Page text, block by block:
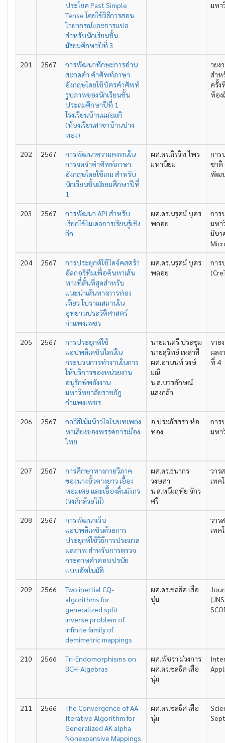
ประโยค Past Simple
Tense โดยใช้วิธีการสอน
ไวยากรณ์และการแปล
สำหรับนักเรียนชั้น
มัธยมศึกษาปีที่ 3
มหา
201 2567
การพัฒนาทักษะการอ่าน
สะกดคำ คำศัพท์ภาษา
อังกฤษโดยใช้บัตรคำศัพท์
รูปภาพของนักเรียนชั้น
ประถมศึกษาปีที่ 1
โรงเรียนบ้านแม่อมกิ
(ห้องเรียนสาขาบ้านปาง
ทอง)
ายง
สำห
ครั้ง
ท้อง
202 2567
การพัฒนาความคงทนใน
การจดจำคำศัพท์ภาษา
อังกฤษโดยใช้เกม สำหรับ
นักเรียนชั้นมัธยมศึกษาปีที่
1
ผศ.ดร.ถิรวิท ไพร
มหานิยม
การ
ชาติ
พัฒน
203 2567
การพัฒนา API สำหรับ
เรียกใช้โมเดลการเรียนรู้เชิง
ลึก
ผศ.ดร.นรุตม์ บุตร
พลอย
การ
มหา
มีนา
204 2567
การประยุกต์ใช้ไดจ์คสตร้า
อัลกอริทึมเพื่อค้นหาเส้น
ทางที่สั้นที่สุดสำหรับ
แนะนำเส้นทางการท่อง
เที่ยว โบราณสถานใน
อุทยานประวัติศาสตร์
กำแพงเพชร
ผศ.ดร.นรุตม์ บุตร
พลอย
การ
205 2567
การประยุกต์ใช้
แอปพลิเคชันไลน์ใน
กระบวนการทำงานในการ
ให้บริการของหน่วยงาน
อนุรักษ์พลังงาน
มหาวิทยาลัยราชภัฏ
กำแพงเพชร
นายมนตรี ประชุม
นายสุวิทย์ เหล่าสี
ผศ.อานนท์ วงษ์
มณี
น.ส.บวรลักษณ์
แสงกล้า
ราย
ผลง
ที่ 4
206 2567
กลวิธีโน้มน้าวใจในบทเพลง
หาเสียงของพรรคการเมือง
ไทย
อ.ประภัสสรา ห่อ
ทอง
การ
มหา
207 2567
การศึกษาทางกายวิภาค
ของนางอั้วคางยาว เอื้อง
หอมเตย และเอื้องลิ้นมังกร
(วงศ์กล้วยไม้)
ผศ.ดร.ธนากร
วงษศา
น.ส.หนึ่งฤทัย จักร
ศรี
วาร
เทค
208 2567
การพัฒนาเว็บ
แอปพลิเคชันด้วยการ
ประยุกต์ใช้วิธีการประมวล
ผลภาพ สําหรับการตรวจ
กระดาษคําตอบปรนัย
แบบอัตโนมัติ
วาร
เทค
209 2566
Two inertial CQ-
algorithms for
generalized split
inverse problem of
infinite family of
demimetric mappings
ผศ.ดร.ชลธิศ เสือ
นุ่ม
210 2566
Tri-Endomorphisms on
BCH-Algebras
ผศ.พัชรา ม่วงการ
ผศ.ดร.ชลธิศ เสือ
นุ่ม
211 2566
The Convergence of AA-
Iterative Algorithm for
Generalized AK alpha
Nonexpansive Mappings
ผศ.ดร.ชลธิศ เสือ
นุ่ม